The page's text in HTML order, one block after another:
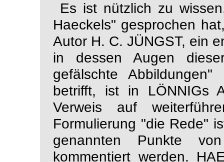
Es ist nützlich zu
Haeckels" gesprochen
Autor H. C. JÜNGST, ein
in dessen Augen
gefälschte
betrifft, ist in LÖNNIGs
Verweis auf
Formulierung "die Rede"
genannten Punkte
kommentiert werden.